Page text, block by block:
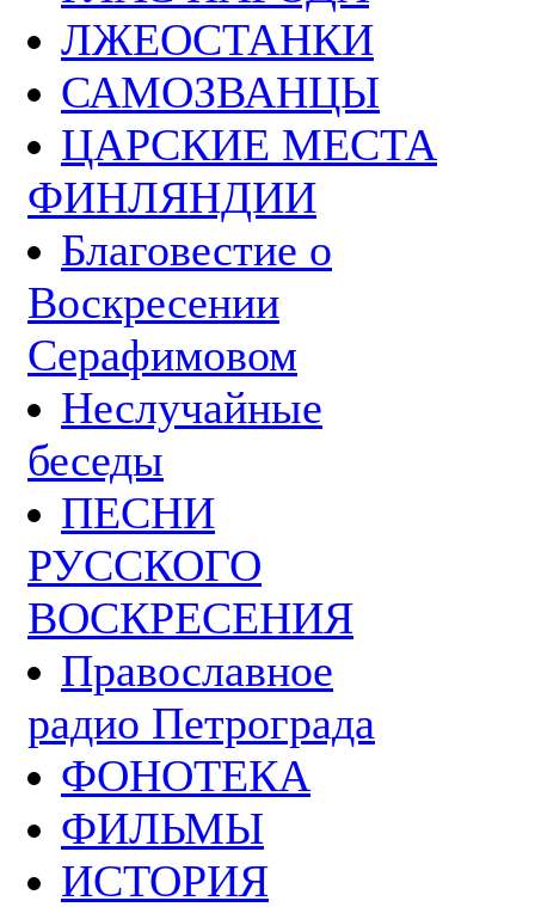
ЛЖЕОСТАНКИ
САМОЗВАНЦЫ
ЦАРСКИЕ МЕСТА
ФИНЛЯНДИИ
Благовестие о
Воскресении
Серафимовом
Неслучайные
беседы
ПЕСНИ
РУССКОГО
ВОСКРЕСЕНИЯ
Православное
радио Петрограда
ФОНОТЕКА
ФИЛЬМЫ
ИСТОРИЯ